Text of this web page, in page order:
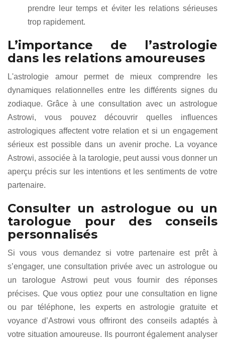
prendre leur temps et éviter les relations sérieuses
trop rapidement.
L’importance de l’astrologie
dans les relations amoureuses
L'astrologie amour permet de mieux comprendre les
dynamiques relationnelles entre les différents signes du
zodiaque. Grâce à une consultation avec un astrologue
Astrowi, vous pouvez découvrir quelles influences
astrologiques affectent votre relation et si un engagement
sérieux est possible dans un avenir proche. La voyance
Astrowi, associée à la tarologie, peut aussi vous donner un
aperçu précis sur les intentions et les sentiments de votre
partenaire.
Consulter un astrologue ou un
tarologue pour des conseils
personnalisés
Si vous vous demandez si votre partenaire est prêt à
s’engager, une consultation privée avec un astrologue ou
un tarologue Astrowi peut vous fournir des réponses
précises. Que vous optiez pour une consultation en ligne
ou par téléphone, les experts en astrologie gratuite et
voyance d’Astrowi vous offriront des conseils adaptés à
votre situation amoureuse. Ils pourront également analyser